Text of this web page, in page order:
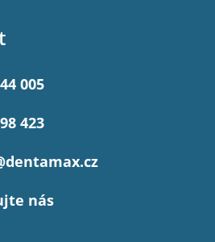
dentamax.cz
005
423
nás